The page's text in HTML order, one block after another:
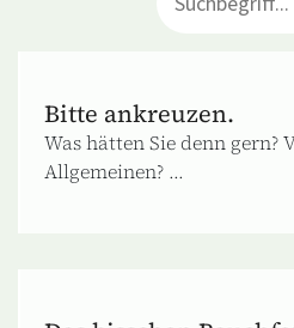
Bitte ankreuzen.
Was hätten Sie denn gern?
Allgemeinen? ...